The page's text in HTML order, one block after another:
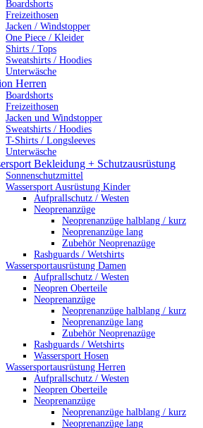
Boardshorts
Freizeithosen
Jacken / Windstopper
One Piece / Kleider
Shirts / Tops
Sweatshirts / Hoodies
Unterwäsche
Herren
Boardshorts
Freizeithosen
Jacken und Windstopper
Sweatshirts / Hoodies
T-Shirts / Longsleeves
Unterwäsche
Bekleidung + Schutzausrüstung
Sonnenschutzmittel
Wassersport Ausrüstung Kinder
Aufprallschutz / Westen
Neoprenanzüge
Neoprenanzüge halblang / kurz
Neoprenanzüge lang
Zubehör Neoprenazüge
Rashguards / Wetshirts
Wassersportausrüstung Damen
Aufprallschutz / Westen
Neopren Oberteile
Neoprenanzüge
Neoprenanzüge halblang / kurz
Neoprenanzüge lang
Zubehör Neoprenazüge
Rashguards / Wetshirts
Wassersport Hosen
Wassersportausrüstung Herren
Aufprallschutz / Westen
Neopren Oberteile
Neoprenanzüge
Neoprenanzüge halblang / kurz
Neoprenanzüge lang